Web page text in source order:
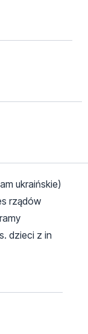
ukraińskie)
rządów
dzieci z in